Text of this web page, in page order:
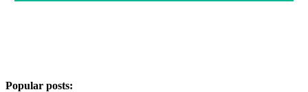
Popular posts: